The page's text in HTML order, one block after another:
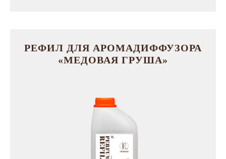
РЕФИЛ ДЛЯ АРОМАДИФФУЗОРА
«МЕДОВАЯ ГРУША»